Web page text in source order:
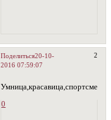
Поделиться 2
20-10-
2016 07:59:07
0